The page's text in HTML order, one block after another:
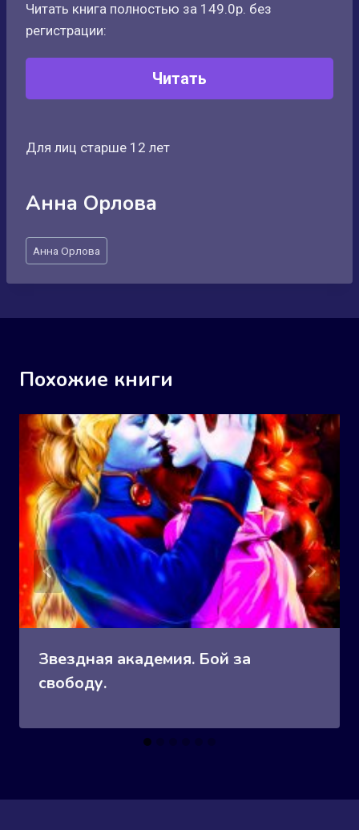
Читать книга полностью за 149.0р. без
регистрации:
Читать
Для лиц старше 12 лет
Анна Орлова
Метки
записи:
Анна Орлова
Похожие книги
Звездная академия. Бой за
свободу.